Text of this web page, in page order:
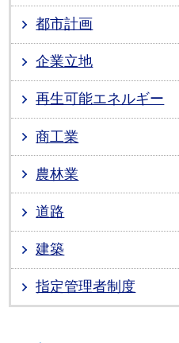
都市計画
企業立地
再生可能エネルギー
商工業
農林業
道路
建築
指定管理者制度